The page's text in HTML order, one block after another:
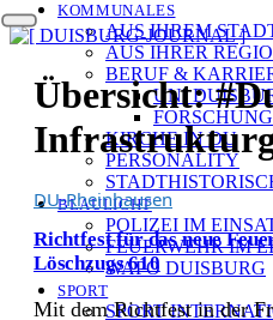
KOMMUNALES
AUS IHREM
AUS IHRER
BERUF &
UNI
FORSCHUNG
KIRCHE IN DU
PERSONALITY
BLAULICHT
POLIZEI IM
FEUERWEHR IM
WAPO DUISBURG
SPORT
SPORT
Übersicht:
DU-Rheinhausen
Richtfest für das neue
Löschzugs 610
Mit dem Richtfest in der